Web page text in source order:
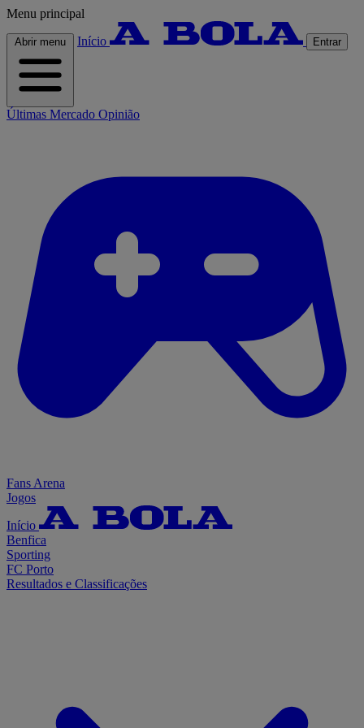
Menu principal
Abrir menu Início Entrar
Últimas Mercado Opinião
Fans Arena
Jogos
Início
Benfica
Sporting
FC Porto
Resultados e Classificações